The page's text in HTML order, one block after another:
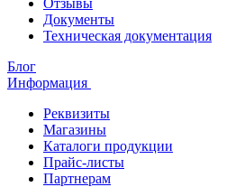
Отзывы
Документы
Техническая документация
Блог
Информация
Реквизиты
Магазины
Каталоги продукции
Прайс-листы
Партнерам